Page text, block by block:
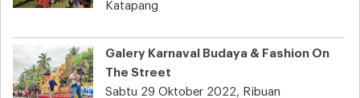
Katapang
Galery Karnaval Budaya & Fashion On
The Street
Sabtu 29 Oktober 2022, Ribuan